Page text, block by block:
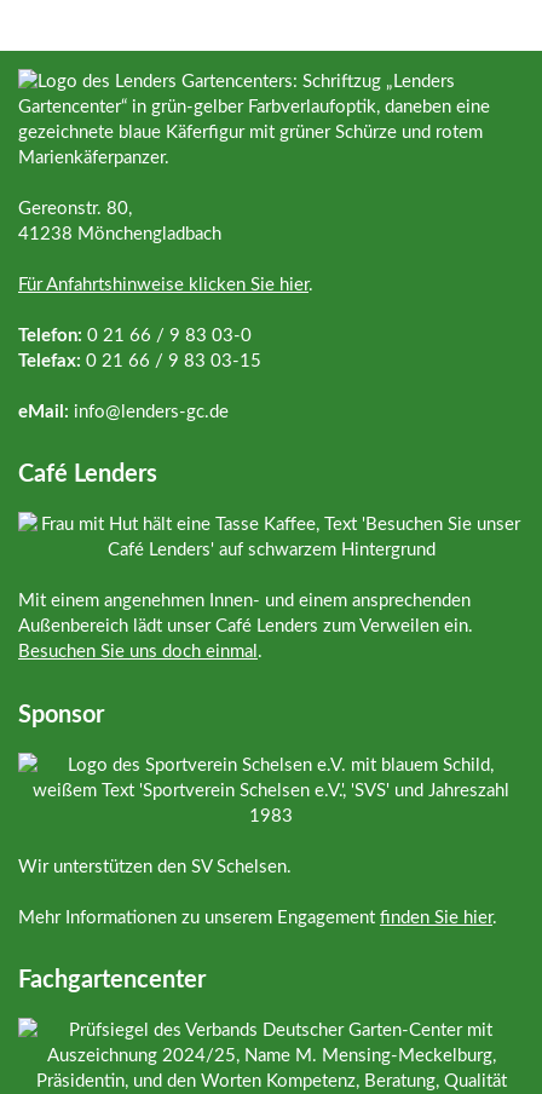
Gereonstr. 80,
41238 Mönchengladbach
Für Anfahrtshinweise klicken Sie hier.
Telefon: 0 21 66 / 9 83 03-0
Telefax: 0 21 66 / 9 83 03-15
eMail: info@ lenders-gc.de
Café Lenders
Mit einem angenehmen Innen- und einem ansprechenden
Außenbereich lädt unser Café Lenders zum Verweilen ein.
Besuchen Sie uns doch einmal .
Sponsor
Wir unterstützen den SV Schelsen.
Mehr Informationen zu unserem Engagement finden Sie hier.
Fachgartencenter